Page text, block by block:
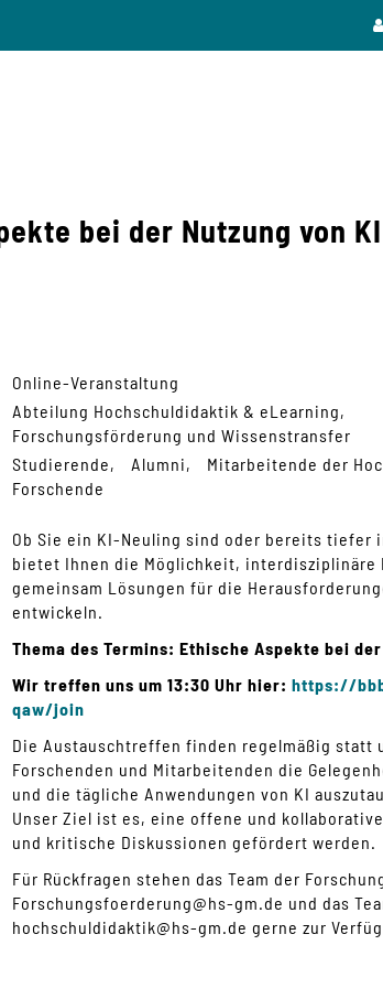
bei der Nutzung von KI
Online-Veranstaltung
Abteilung Hochschuldidaktik & eLearning
Forschungsförderung und Wissenstransfer
Studierende Alumni Mitarbeitende der
Forschende
Ob Sie ein KI-Neuling sind oder bereits tiefer
bietet Ihnen die Möglichkeit, interdisziplinäre
gemeinsam Lösungen für die
entwickeln.
Thema des Termins: Ethische Aspekte bei
Wir treffen uns um 13:30 Uhr hier: https://
qaw/join
Die Austauschtreffen finden regelmäßig statt
Forschenden und Mitarbeitenden die
und die tägliche Anwendungen von KI
Unser Ziel ist es, eine offene und
und kritische Diskussionen gefördert werden.
Für Rückfragen stehen das Team der
Forschungsfoerderung@hs-gm.de und das
hochschuldidaktik@hs-gm.de gerne zur